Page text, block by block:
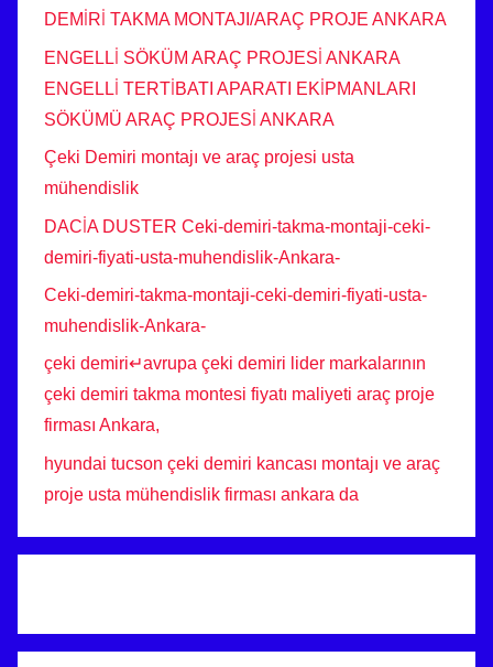
DEMİRİ TAKMA MONTAJI/ARAÇ PROJE ANKARA
ENGELLİ SÖKÜM ARAÇ PROJESİ ANKARA
ENGELLİ TERTİBATI APARATI EKİPMANLARI
SÖKÜMÜ ARAÇ PROJESİ ANKARA
Çeki Demiri montajı ve araç projesi usta
mühendislik
DACİA DUSTER Ceki-demiri-takma-montaji-ceki-
demiri-fiyati-usta-muhendislik-Ankara-
Ceki-demiri-takma-montaji-ceki-demiri-fiyati-usta-
muhendislik-Ankara-
çeki demiri↵avrupa çeki demiri lider markalarının
çeki demiri takma montesi fiyatı maliyeti araç proje
firması Ankara,
hyundai tucson çeki demiri kancası montajı ve araç
proje usta mühendislik firması ankara da